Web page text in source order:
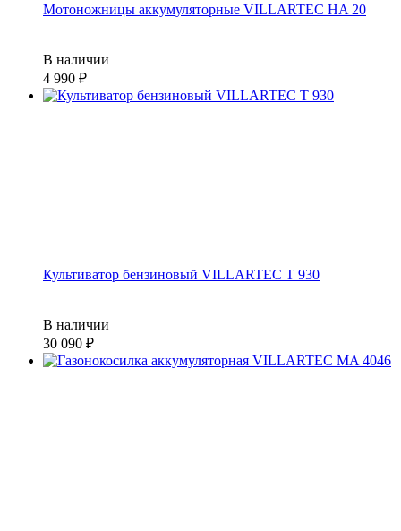
Мотоножницы аккумуляторные VILLARTEC HA 20
В наличии
4 990
Культиватор бензиновый VILLARTEC T 930
В наличии
30 090